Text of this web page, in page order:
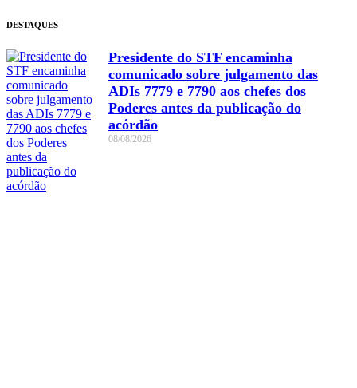
DESTAQUES
Presidente do STF encaminha
comunicado sobre julgamento das
ADIs 7779 e 7790 aos chefes dos
Poderes antes da publicação do
acórdão
08/08/2026